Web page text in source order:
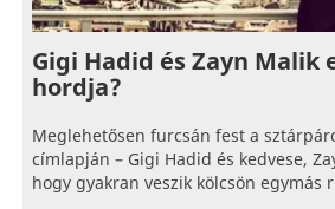
Gigi Hadid és Zayn Malik
hordja?
Meglehetősen furcsán fest a
címlapján – Gigi Hadid és kedvese,
hogy gyakran veszik kölcsön egymás